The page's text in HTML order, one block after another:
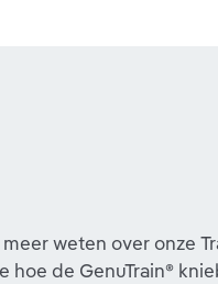
weten over onze
hoe de GenuTrain®